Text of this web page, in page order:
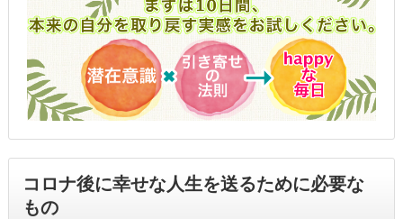
コロナ後に幸せな人生を送るために必要な
もの